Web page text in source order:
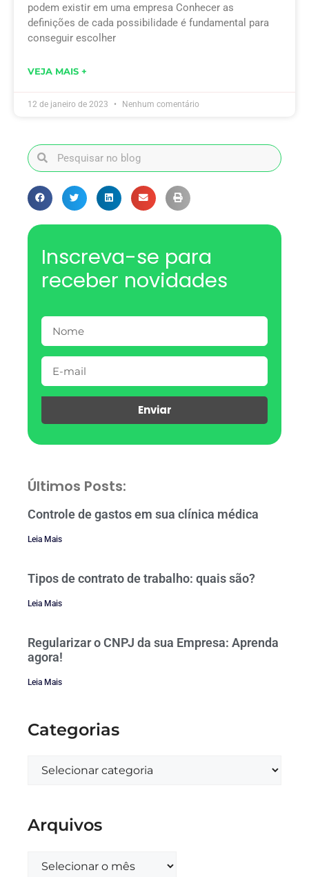
podem existir em uma empresa Conhecer as
definições de cada possibilidade é fundamental para
conseguir escolher
VEJA MAIS +
12 de janeiro de 2023 Nenhum comentário
Inscreva-se para
receber novidades
Enviar
Últimos Posts:
Controle de gastos em sua clínica médica
Leia Mais
Tipos de contrato de trabalho: quais são?
Leia Mais
Regularizar o CNPJ da sua Empresa: Aprenda
agora!
Leia Mais
Categorias
Arquivos